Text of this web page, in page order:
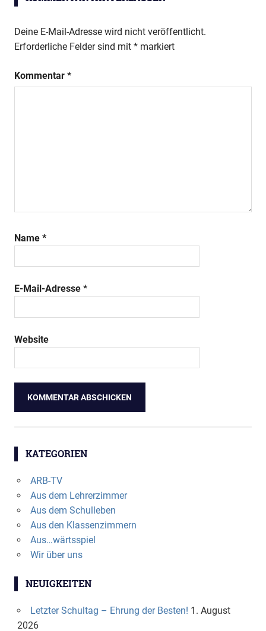
Deine E-Mail-Adresse wird nicht veröffentlicht.
Erforderliche Felder sind mit * markiert
Kommentar *
Name *
E-Mail-Adresse *
Website
KATEGORIEN
ARB-TV
Aus dem Lehrerzimmer
Aus dem Schulleben
Aus den Klassenzimmern
Aus…wärtsspiel
Wir über uns
NEUIGKEITEN
Letzter Schultag – Ehrung der Besten! 1. August
2026